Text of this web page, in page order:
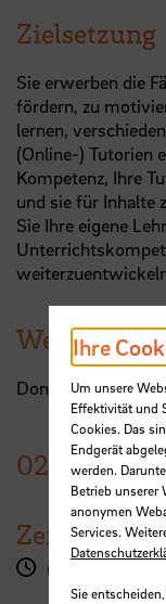
Zielsetzung
Sie erwerben die
fördern, zu
lernen,
(Online-) Tutorien
Kompetenz, Ihre
und sie für Inhalte
Sie Ihre eigene
Weitere
Donnerstag, 03.
02. April
Zeit
09:00 - 16:00
Ihre
Um unsere
Effektivität und
Cookies. Das
Endgerät
werden.
Betrieb unserer
anonymen
Services.
Sie